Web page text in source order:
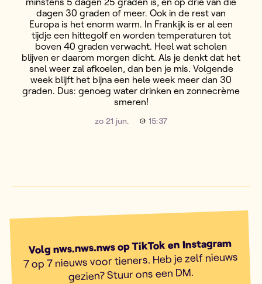
dagen 30 graden of meer. Ook in de rest van
Europa is het enorm warm. In Frankijk is er al een
tijdje een hittegolf en worden temperaturen tot
boven 40 graden verwacht. Heel wat scholen
blijven er daarom morgen dicht. Als je denkt dat het
snel weer zal afkoelen, dan ben je mis. Volgende
week blijft het bijna een hele week meer dan 30
graden. Dus: genoeg water drinken en zonnecrème
smeren!
zo 21 jun. 15:37
Volg nws.nws.nws op TikTok en Instagram
7 op 7 nieuws voor tieners. Heb je zelf nieuws
gezien? Stuur ons een DM.